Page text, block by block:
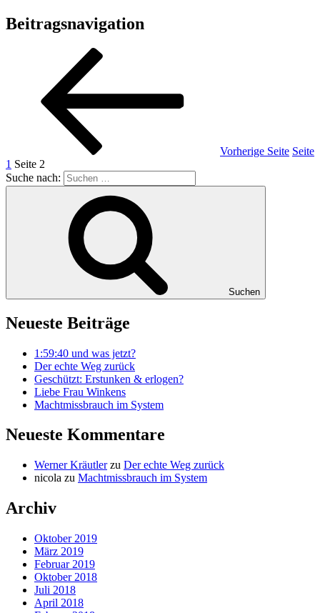
Beitragsnavigation
Vorherige Seite Seite
1 Seite 2
Suche nach:
Suchen
Neueste Beiträge
1:59:40 und was jetzt?
Der echte Weg zurück
Geschützt: Erstunken & erlogen?
Liebe Frau Winkens
Machtmissbrauch im System
Neueste Kommentare
Werner Kräutlerzu Der echte Weg zurück
nicola zu Machtmissbrauch im System
Archiv
Oktober 2019
März 2019
Februar 2019
Oktober 2018
Juli 2018
April 2018